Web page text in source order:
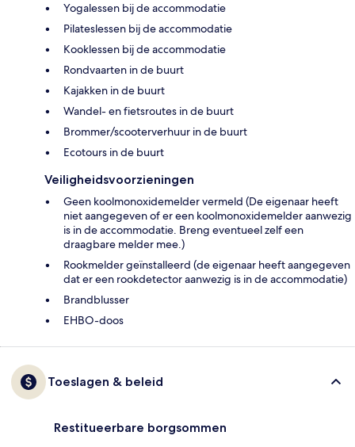
Yogalessen bij de accommodatie
Pilateslessen bij de accommodatie
Kooklessen bij de accommodatie
Rondvaarten in de buurt
Kajakken in de buurt
Wandel- en fietsroutes in de buurt
Brommer/scooterverhuur in de buurt
Ecotours in de buurt
Veiligheidsvoorzieningen
Geen koolmonoxidemelder vermeld (De eigenaar heeft
niet aangegeven of er een koolmonoxidemelder aanwezig
is in de accommodatie. Breng eventueel zelf een
draagbare melder mee.)
Rookmelder geïnstalleerd (de eigenaar heeft aangegeven
dat er een rookdetector aanwezig is in de accommodatie)
Brandblusser
EHBO-doos
Toeslagen & beleid
Restitueerbare borgsommen